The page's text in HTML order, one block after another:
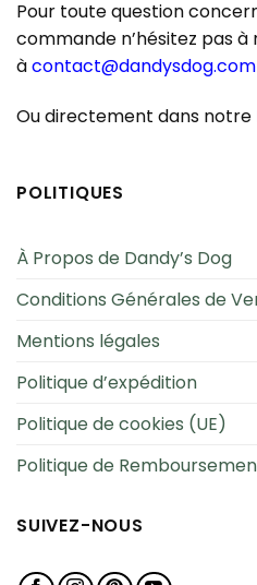
Pour toute question
commande n’hésitez pas
àcontact@dandysdog.com
Ou directement dans notre
POLITIQUES
À Propos de Dandy’s Dog
Conditions Générales de
Mentions légales
Politique d’expédition
Politique de cookies (UE)
Politique de
SUIVEZ-NOUS